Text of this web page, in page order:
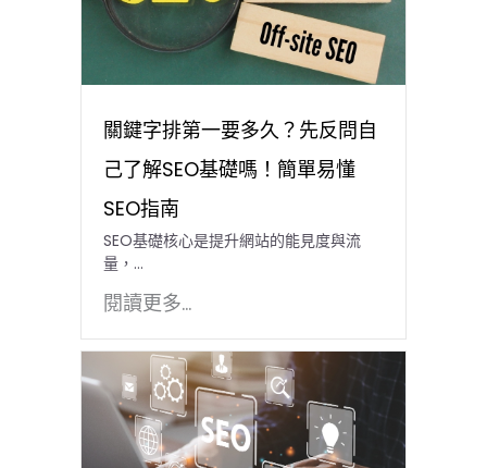
關鍵字排第一要多久？先反問自
己了解SEO基礎嗎！簡單易懂
SEO指南
SEO基礎核心是提升網站的能見度與流
量，…
閱讀更多...